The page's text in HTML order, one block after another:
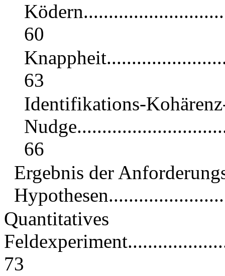
60
63
Identifikations-
66
Ergebnis der
Quantitatives
73